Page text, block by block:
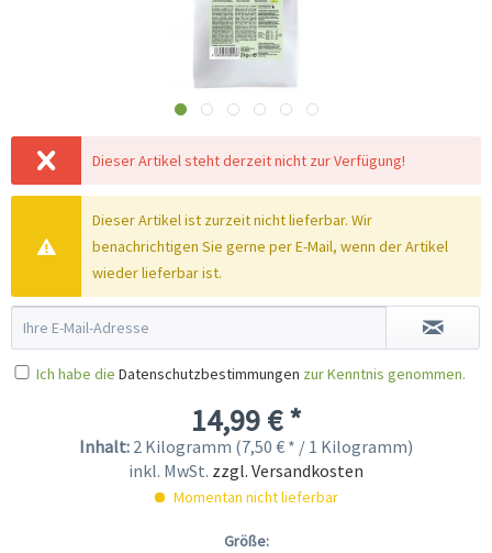
Dieser Artikel steht derzeit nicht zur Verfügung!
Dieser Artikel ist zurzeit nicht lieferbar. Wir
benachrichtigen Sie gerne per E-Mail, wenn der Artikel
wieder lieferbar ist.
Ich habe die Datenschutzbestimmungen zur Kenntnis genommen.
14,99 € *
Inhalt: 2 Kilogramm (7,50 € * / 1 Kilogramm)
inkl. MwSt. zzgl. Versandkosten
Momentan nicht lieferbar
Größe: